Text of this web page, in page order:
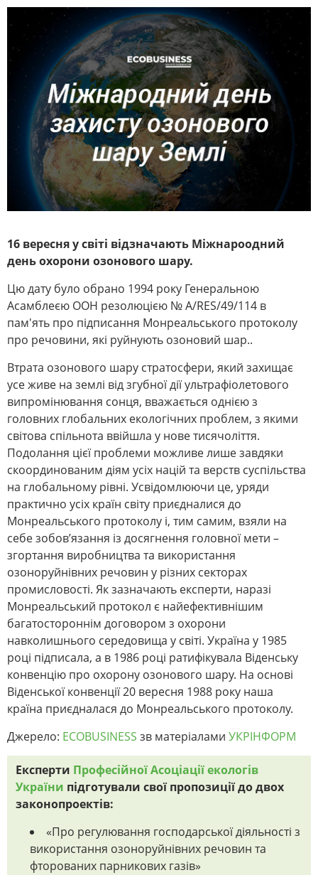
16 вересня у світі відзначають Міжнароодний
день охорони озонового шару.
Цю дату було обрано 1994 року Генеральною
Асамблеєю ООН резолюцією № A/RES/49/114 в
пам'ять про підписання Монреальського протоколу
про речовини, які руйнують озоновий шар..
Втрата озонового шару стратосфери, який захищає
усе живе на землі від згубної дії ультрафіолетового
випромінювання сонця, вважається однією з
головних глобальних екологічних проблем, з якими
світова спільнота ввійшла у нове тисячоліття.
Подолання цієї проблеми можливе лише завдяки
скоординованим діям усіх націй та верств суспільства
на глобальному рівні. Усвідомлюючи це, уряди
практично усіх країн світу приєдналися до
Монреальського протоколу і, тим самим, взяли на
себе зобов’язання із досягнення головної мети –
згортання виробництва та використання
озоноруйнівних речовин у різних секторах
промисловості. Як зазначають експерти, наразі
Монреальський протокол є найефективнішим
багатостороннім договором з охорони
навколишнього середовища у світі. Україна у 1985
році підписала, а в 1986 році ратифікувала Віденську
конвенцію про охорону озонового шару. На основі
Віденської конвенції 20 вересня 1988 року наша
країна приєдналася до Монреальського протоколу.
Джерело: ECOBUSINESS зв матеріалами УКРІНФОРМ
Експерти Професійної Асоціації екологів
України підготували свої пропозиції до двох
законопроектів:
«Про регулювання господарської діяльності з
використання озоноруйнівних речовин та
фторованих парникових газів»